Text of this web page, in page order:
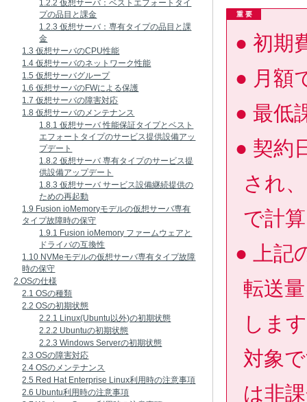
1.2.2 仮想サーバ：ベストエフォートタイ
プの品目と課金
1.2.3 仮想サーバ：専有タイプの品目と課
金
1.3 仮想サーバのCPU性能
1.4 仮想サーバのネットワーク性能
1.5 仮想サーバグループ
1.6 仮想サーバのFWによる保護
1.7 仮想サーバの障害対応
1.8 仮想サーバのメンテナンス
1.8.1 仮想サーバ 性能保証タイプとベスト
エフォートタイプのサービス提供設備アッ
プデート
1.8.2 仮想サーバ 専有タイプのサービス提
供設備アップデート
1.8.3 仮想サーバ サービス設備継続提供の
ための再起動
1.9 Fusion ioMemoryモデルの仮想サーバ専有
タイプ故障時の保守
1.9.1 Fusion ioMemory ファームウェアと
ドライバの互換性
1.10 NVMeモデルの仮想サーバ専有タイプ故障
時の保守
2.OSの仕様
2.1 OSの種類
2.2 OSの初期状態
2.2.1 Linux(Ubuntu以外)の初期状態
2.2.2 Ubuntuの初期状態
2.2.3 Windows Serverの初期状態
2.3 OSの障害対応
2.4 OSのメンテナンス
2.5 Red Hat Enterprise Linux利用時の注意事項
2.6 Ubuntu利用時の注意事項
重 要
初期
月額
最低
契約
され
で計
上
転送
しま
対象
は非